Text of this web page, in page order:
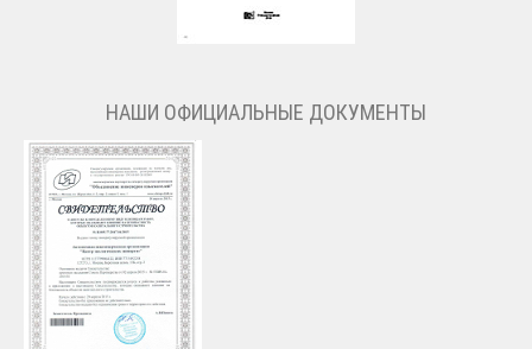
НАШИ ОФИЦИАЛЬНЫЕ ДОКУМЕНТЫ